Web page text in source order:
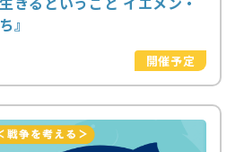
』
開催予定